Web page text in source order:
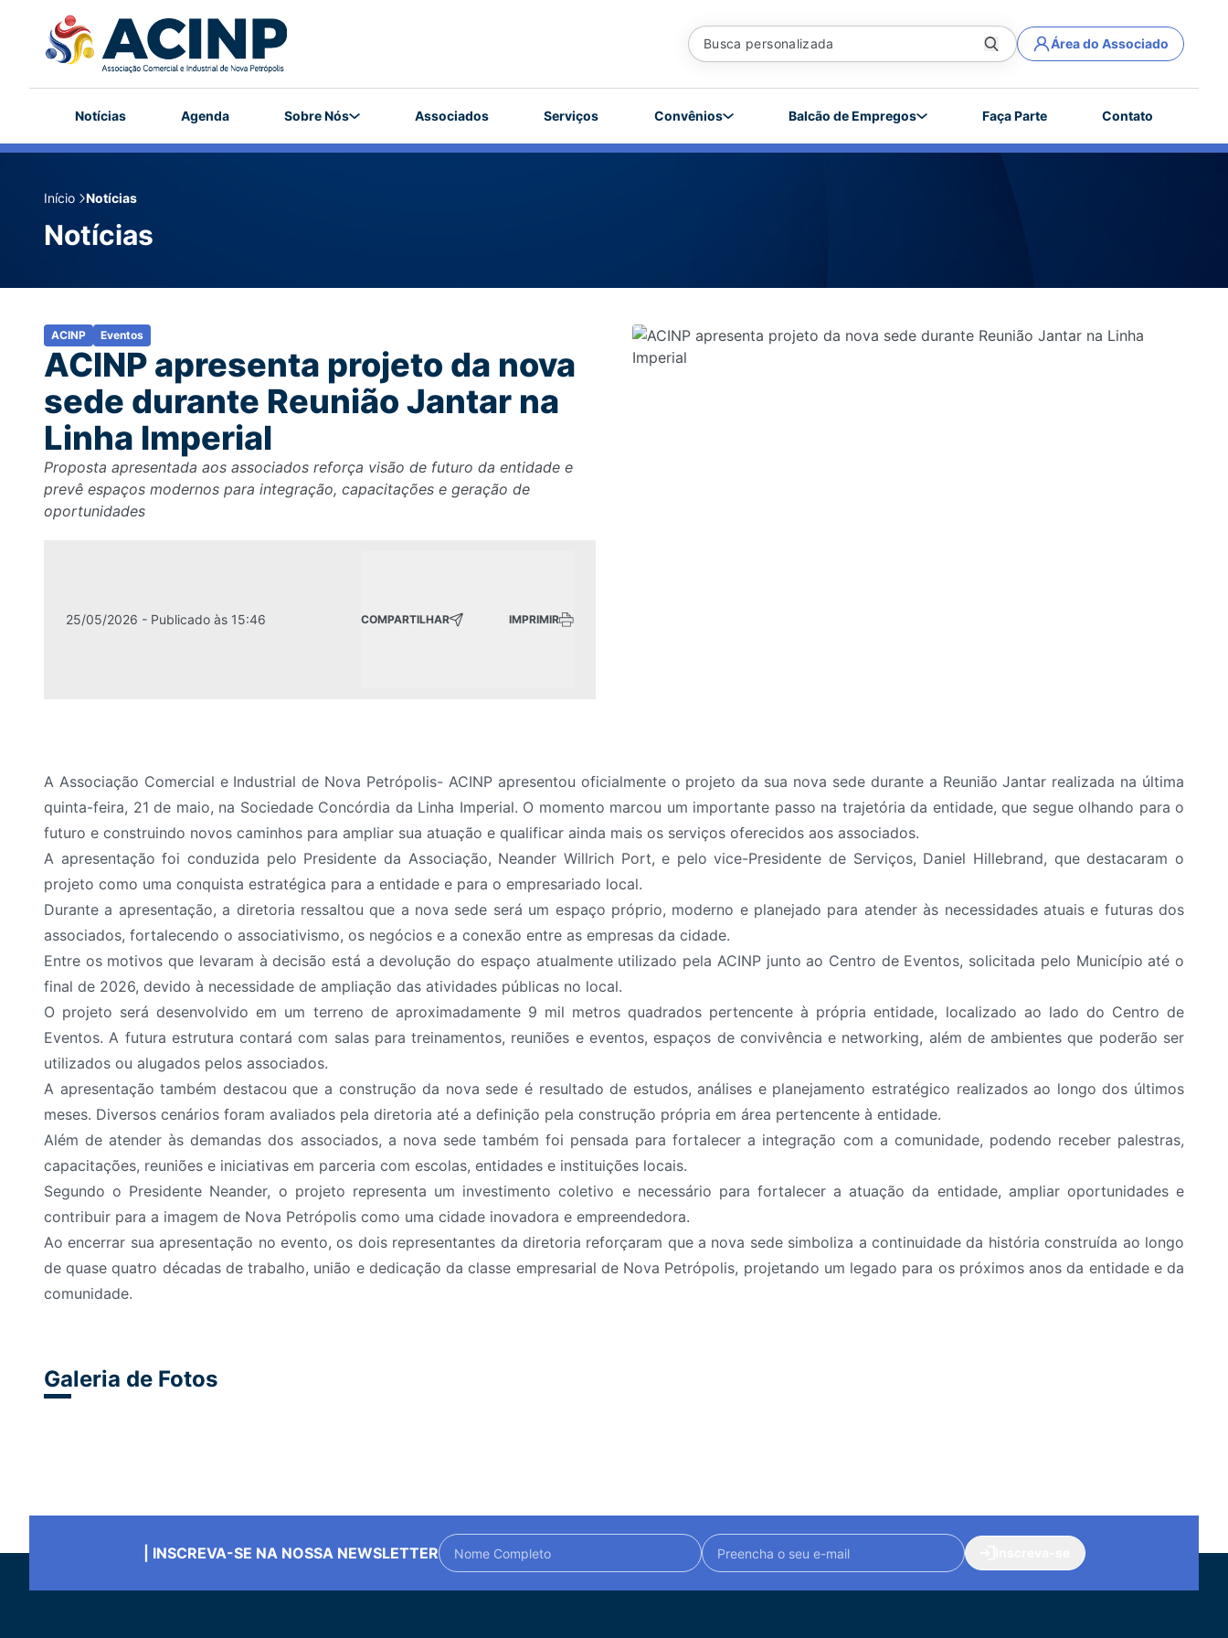
Área do Associado
Notícias Agenda Sobre Nós Associados Serviços Convênios Balcão de Empregos Faça Parte Contato
Início Notícias
Notícias
ACINP Eventos
ACINP apresenta projeto da nova
sede durante Reunião Jantar na
Linha Imperial
Proposta apresentada aos associados reforça visão de futuro da entidade e
prevê espaços modernos para integração, capacitações e geração de
oportunidades
25/05/2026 - Publicado às 15:46 COMPARTILHAR IMPRIMIR
A Associação Comercial e Industrial de Nova Petrópolis- ACINP apresentou oficialmente o projeto da sua nova sede durante a Reunião Jantar realizada na última
quinta-feira, 21 de maio, na Sociedade Concórdia da Linha Imperial. O momento marcou um importante passo na trajetória da entidade, que segue olhando para o
futuro e construindo novos caminhos para ampliar sua atuação e qualificar ainda mais os serviços oferecidos aos associados.
A apresentação foi conduzida pelo Presidente da Associação, Neander Willrich Port, e pelo vice-Presidente de Serviços, Daniel Hillebrand, que destacaram o
projeto como uma conquista estratégica para a entidade e para o empresariado local.
Durante a apresentação, a diretoria ressaltou que a nova sede será um espaço próprio, moderno e planejado para atender às necessidades atuais e futuras dos
associados, fortalecendo o associativismo, os negócios e a conexão entre as empresas da cidade.
Entre os motivos que levaram à decisão está a devolução do espaço atualmente utilizado pela ACINP junto ao Centro de Eventos, solicitada pelo Município até o
final de 2026, devido à necessidade de ampliação das atividades públicas no local.
O projeto será desenvolvido em um terreno de aproximadamente 9 mil metros quadrados pertencente à própria entidade, localizado ao lado do Centro de
Eventos. A futura estrutura contará com salas para treinamentos, reuniões e eventos, espaços de convivência e networking, além de ambientes que poderão ser
utilizados ou alugados pelos associados.
A apresentação também destacou que a construção da nova sede é resultado de estudos, análises e planejamento estratégico realizados ao longo dos últimos
meses. Diversos cenários foram avaliados pela diretoria até a definição pela construção própria em área pertencente à entidade.
Além de atender às demandas dos associados, a nova sede também foi pensada para fortalecer a integração com a comunidade, podendo receber palestras,
capacitações, reuniões e iniciativas em parceria com escolas, entidades e instituições locais.
Segundo o Presidente Neander, o projeto representa um investimento coletivo e necessário para fortalecer a atuação da entidade, ampliar oportunidades e
contribuir para a imagem de Nova Petrópolis como uma cidade inovadora e empreendedora.
Ao encerrar sua apresentação no evento, os dois representantes da diretoria reforçaram que a nova sede simboliza a continuidade da história construída ao longo
de quase quatro décadas de trabalho, união e dedicação da classe empresarial de Nova Petrópolis, projetando um legado para os próximos anos da entidade e da
comunidade.
Galeria de Fotos
| INSCREVA-SE NA NOSSA NEWSLETTER